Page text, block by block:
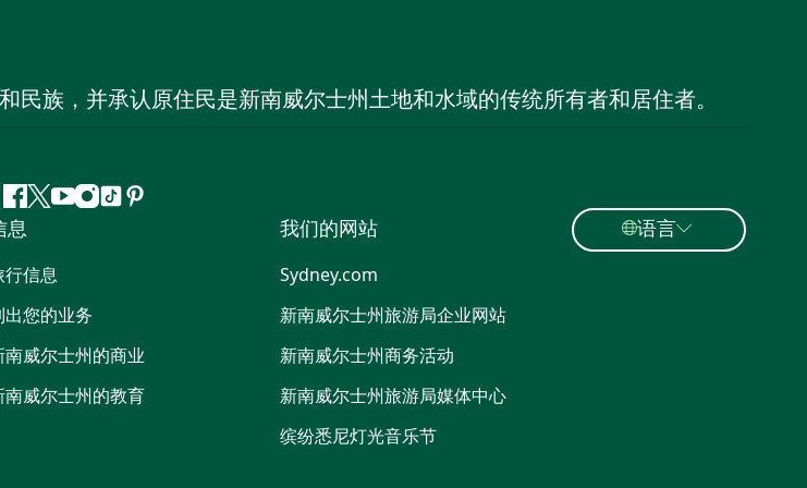
族，并承认原住民是新南威尔士州土地和水域的传统所有者和居住者。
Facebook
叽
喳
喳
YouTube
Instagram
抖 Pinterest
息
行信息
出您的业务
南威尔士州的商业
南威尔士州的教育
我们的网站
Sydney.com
新南威尔士州旅游局企业网站
新南威尔士州商务活动
新南威尔士州旅游局媒体中心
缤纷悉尼灯光音乐节
语言